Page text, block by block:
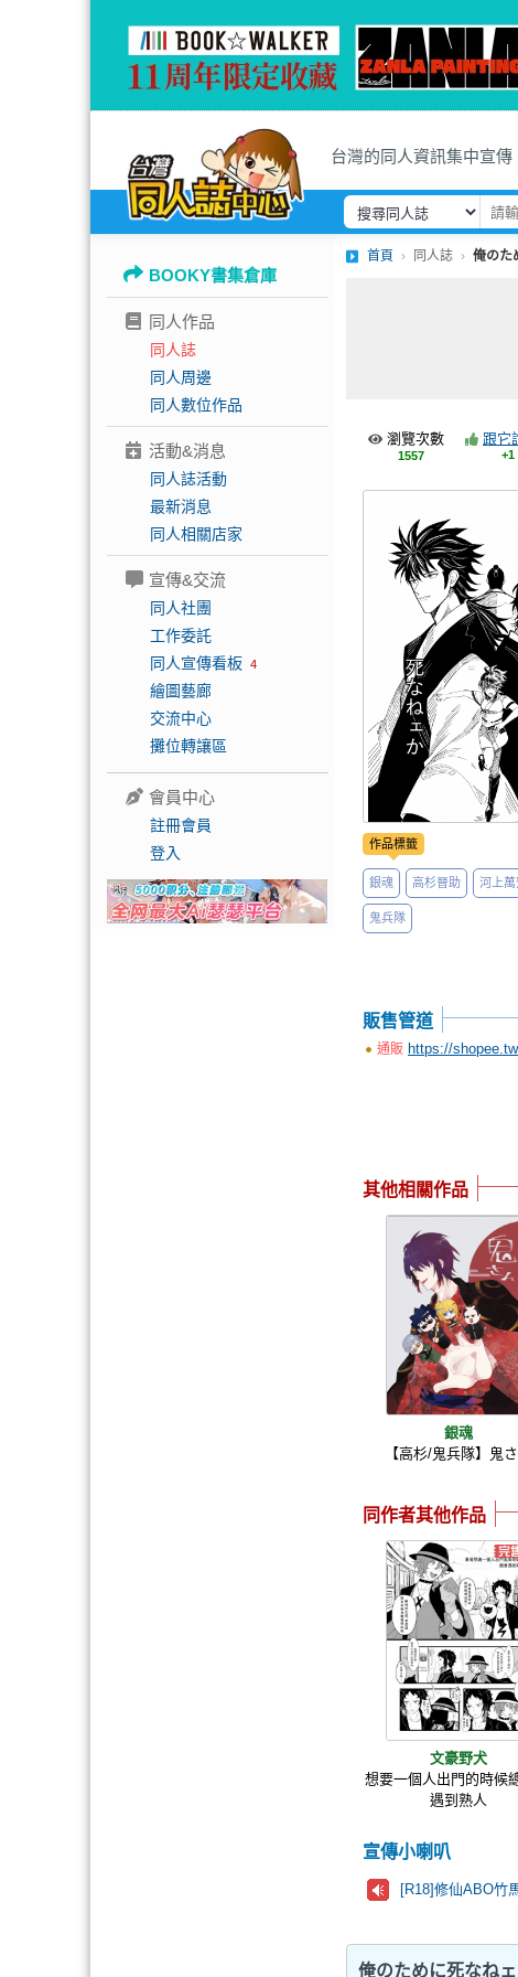
台灣的同人資訊集中宣傳
BOOKY書集倉庫
同人作品
同人誌
同人周邊
同人數位作品
活動&消息
同人誌活動
最新消息
同人相關店家
宣傳&交流
同人社團
工作委託
同人宣傳看板 4
繪圖藝廊
交流中心
攤位轉讓區
會員中心
註冊會員
登入
首頁 同人誌 俺のた
瀏覽次數
1557
跟它
+1
作品標籤
銀魂 高杉晉助 河上萬
鬼兵隊
販售管道
通販 https://
其他相關作品
銀魂
【高杉/鬼兵隊】鬼
同作者其他作品
文豪野犬
想要一個人出門的時候
遇到熟人
宣傳小喇叭
[R18]修仙ABO竹
俺のために死なね